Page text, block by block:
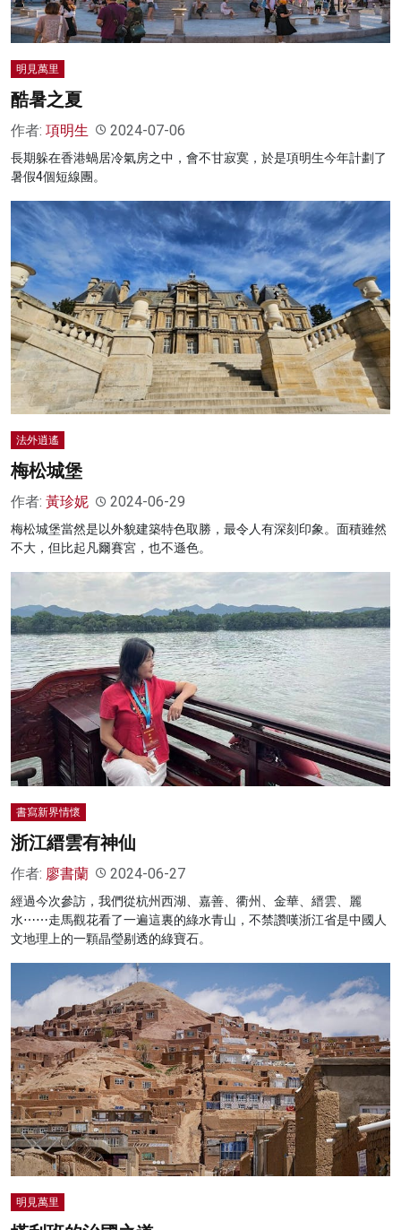
明見萬里
酷暑之夏
作者: 項明生 2024-07-06
長期躲在香港蝸居冷氣房之中，會不甘寂寞，於是項明生今年計劃了
暑假4個短線團。
法外逍遙
梅松城堡
作者: 黃珍妮 2024-06-29
梅松城堡當然是以外貌建築特色取勝，最令人有深刻印象。面積雖然
不大，但比起凡爾賽宮，也不遜色。
書寫新界情懷
浙江縉雲有神仙
作者: 廖書蘭 2024-06-27
經過今次參訪，我們從杭州西湖、嘉善、衢州、金華、縉雲、麗
水⋯⋯走馬觀花看了一遍這裏的綠水青山，不禁讚嘆浙江省是中國人
文地理上的一顆晶瑩剔透的綠寶石。
明見萬里